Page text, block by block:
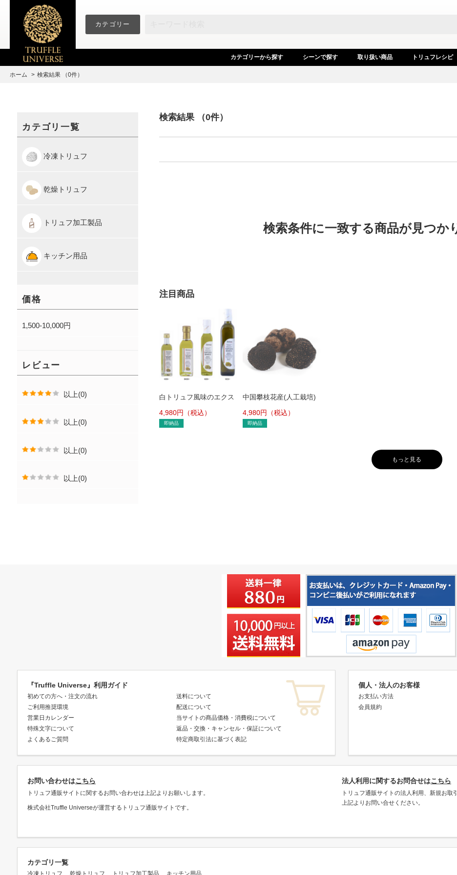
カテゴリー
カテゴリーから探す シーンで探す 取り扱い商品 トリュフレシピ
ホーム 検索結果 （0件）
カテゴリ一覧
冷凍トリュフ
乾燥トリュフ
トリュフ加工製品
キッチン用品
価格
1,500-10,000円
レビュー
以上(0)
以上(0)
以上(0)
以上(0)
検索結果 （0件）
検索条件に一致する商品が見つか
注目商品
白トリュフ風味のエクス
トラヴァージンオリーブ
オイル
4,980円（税込）
即納品
中国攀枝花産(人工栽培)
黒トリュフ 50g 2～3cm
4,980円（税込）
即納品
もっと見る
『Truffle Universe』利用ガイド
初めての方へ・注文の流れ
送料について
ご利用推奨環境
配送について
営業日カレンダー
当サイトの商品価格・消費税について
特殊文字について
返品・交換・キャンセル・保証について
よくあるご質問
特定商取引法に基づく表記
個人・法人のお客様
お支払い方法
会員規約
お問い合わせはこちら
トリュフ通販サイトに関するお問い合わせは上記よりお願いします。
株式会社Truffle Universeが運営するトリュフ通販サイトです。
法人利用に関するお問合せはこちら
トリュフ通販サイトの法人利用、新規お
上記よりお問い合せください。
カテゴリ一覧
冷凍トリュフ 乾燥トリュフ トリュフ加工製品 キッチン用品